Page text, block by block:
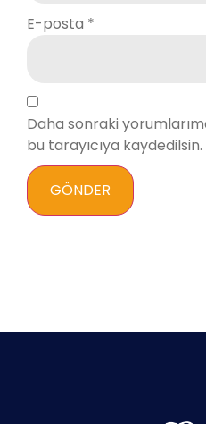
E-posta *
Daha sonraki
bu tarayıcıya kaydedilsin.